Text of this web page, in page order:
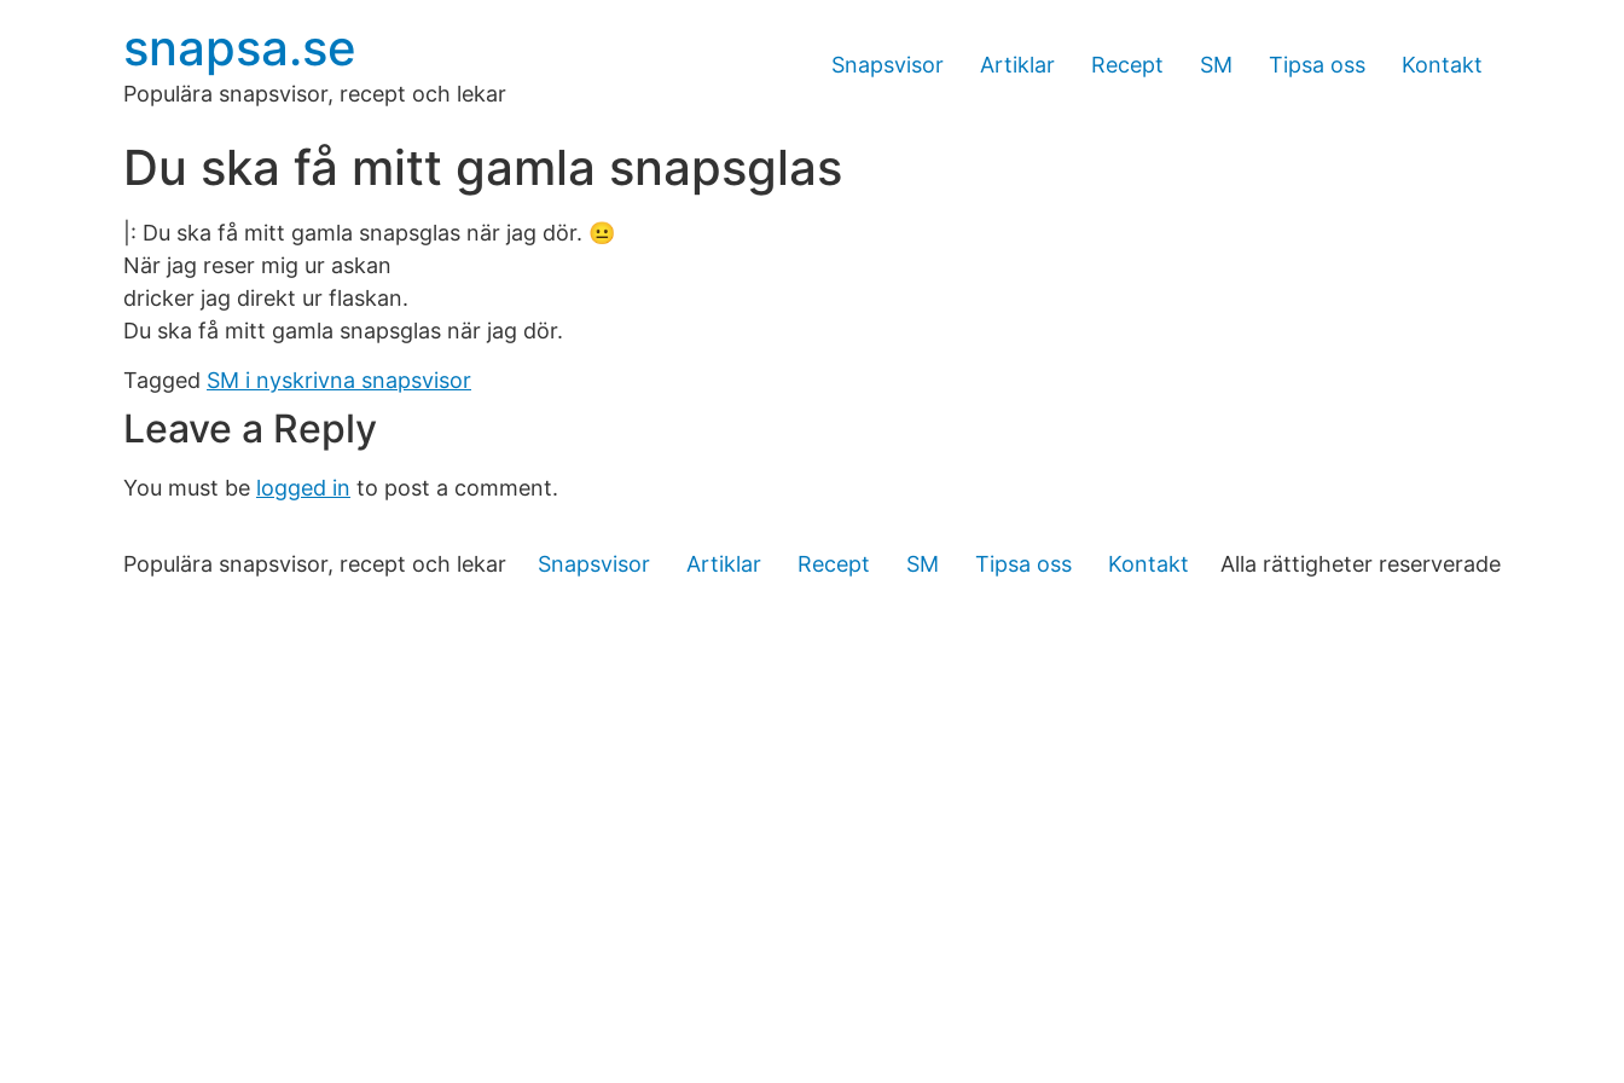
snapsa.se
Populära snapsvisor, recept och lekar
Snapsvisor Artiklar Recept SM Tipsa oss Kontakt
Du ska få mitt gamla snapsglas
|: Du ska få mitt gamla snapsglas när jag dör. 😐
När jag reser mig ur askan
dricker jag direkt ur flaskan.
Du ska få mitt gamla snapsglas när jag dör.
Tagged SM i nyskrivna snapsvisor
Leave a Reply
You must be logged in to post a comment.
Populära snapsvisor, recept och lekar Snapsvisor Artiklar Recept SM Tipsa oss Kontakt Alla rättigheter reserverade